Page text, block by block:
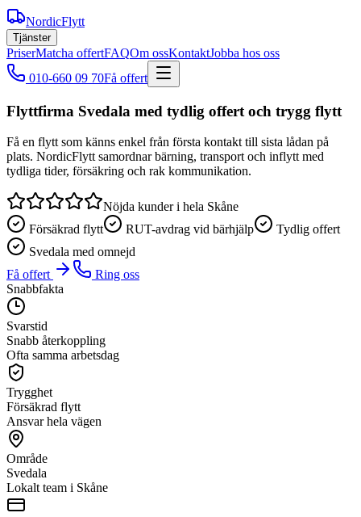
NordicFlytt
Tjänster
PriserMatcha offertFAQOm ossKontaktJobba hos oss
010-660 09 70Få offert
Flyttfirma Svedala med tydlig offert och trygg flytt
Få en flytt som känns enkel från första kontakt till sista lådan på
plats. NordicFlytt samordnar bärning, transport och inflytt med
tydliga tider, försäkring och rak kommunikation.
Nöjda kunder i hela Skåne
Försäkrad flytt
RUT-avdrag vid bärhjälp
Tydlig offert
Svedala med omnejd
Få offert
Ring oss
Snabbfakta
Svarstid
Snabb återkoppling
Ofta samma arbetsdag
Trygghet
Försäkrad flytt
Ansvar hela vägen
Område
Svedala
Lokalt team i Skåne